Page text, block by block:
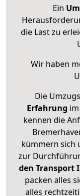
Ein
die Last zu
Wir haben
Die
Erfahrung
kennen die
kümmern sich
zur
den Transport
packen alles
alles